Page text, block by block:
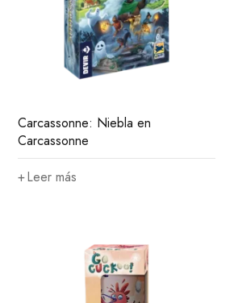
Carcassonne: Niebla en
Carcassonne
Leer más